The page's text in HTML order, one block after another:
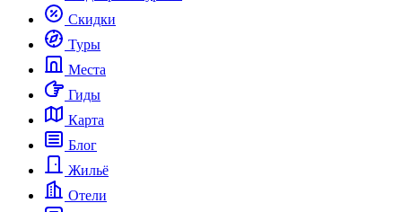
Скидки
Туры
Места
Гиды
Карта
Блог
Жильё
Отели